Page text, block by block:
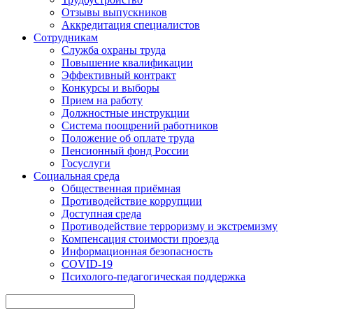
Отзывы выпускников
Аккредитация специалистов
Сотрудникам
Служба охраны труда
Повышение квалификации
Эффективный контракт
Конкурсы и выборы
Прием на работу
Должностные инструкции
Система поощрений работников
Положение об оплате труда
Пенсионный фонд России
Госуслуги
Социальная среда
Общественная приёмная
Противодействие коррупции
Доступная среда
Противодействие терроризму и экстремизму
Компенсация стоимости проезда
Информационная безопасность
COVID-19
Психолого-педагогическая поддержка